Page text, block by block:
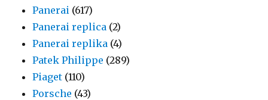
Panerai (617)
Panerai replica (2)
Panerai replika (4)
Patek Philippe (289)
Piaget (110)
Porsche (43)